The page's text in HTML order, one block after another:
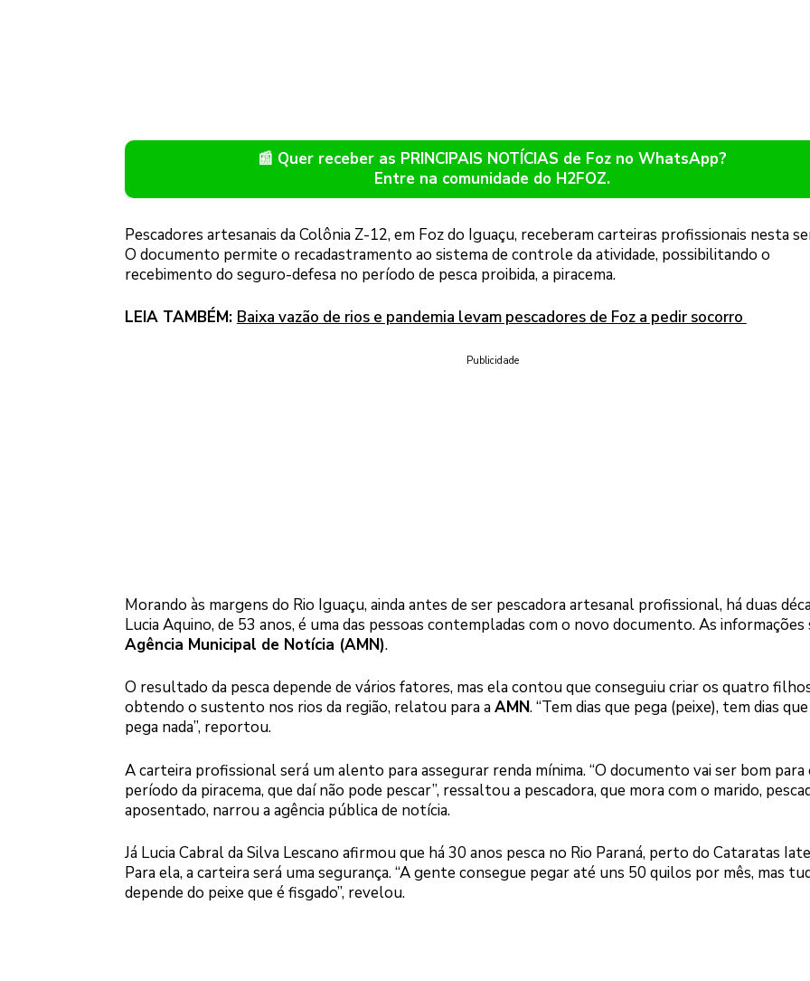
📰 Quer receber as PRINCIPAIS NOTÍCIAS de Foz no WhatsApp?
Entre na comunidade do H2FOZ.
Pescadores artesanais da Colônia Z-12, em Foz do Iguaçu, receberam carteiras profissionais nesta
O documento permite o recadastramento ao sistema de controle da atividade, possibilitando o
recebimento do seguro-defesa no período de pesca proibida, a piracema.
LEIA TAMBÉM: Baixa vazão de rios e pandemia levam pescadores de Foz a pedir socorro
Publicidade
Morando às margens do Rio Iguaçu, ainda antes de ser pescadora artesanal profissional, há duas
Lucia Aquino, de 53 anos, é uma das pessoas contempladas com o novo documento. As informações
Agência Municipal de Notícia (AMN).
O resultado da pesca depende de vários fatores, mas ela contou que conseguiu criar os quatro
obtendo o sustento nos rios da região, relatou para aAMN. “Tem dias que pega (peixe), tem dias
pega nada”, reportou.
A carteira profissional será um alento para assegurar renda mínima. “O documento vai ser bom para
período da piracema, que daí não pode pescar”, ressaltou a pescadora, que mora com o marido,
aposentado, narrou a agência pública de notícia.
Já Lucia Cabral da Silva Lescano afirmou que há 30 anos pesca no Rio Paraná, perto do Cataratas
Para ela, a carteira será uma segurança. “A gente consegue pegar até uns 50 quilos por mês, mas
depende do peixe que é fisgado”, revelou.